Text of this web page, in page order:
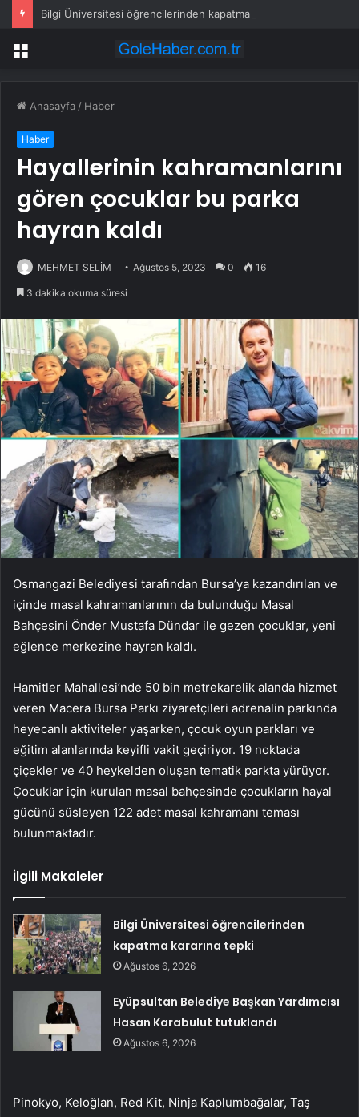
Bilgi Üniversitesi öğrencilerinden kapatma kararına tepki
Menü
Anasayfa / Haber
Haber
Hayallerinin kahramanlarını
gören çocuklar bu parka
hayran kaldı
MEHMET SELİM Ağustos 5, 2023 0 16
3 dakika okuma süresi
Osmangazi Belediyesi tarafından Bursa’ya kazandırılan ve
içinde masal kahramanlarının da bulunduğu Masal
Bahçesini Önder Mustafa Dündar ile gezen çocuklar, yeni
eğlence merkezine hayran kaldı.
Hamitler Mahallesi’nde 50 bin metrekarelik alanda hizmet
veren Macera Bursa Parkı ziyaretçileri adrenalin parkında
heyecanlı aktiviteler yaşarken, çocuk oyun parkları ve
eğitim alanlarında keyifli vakit geçiriyor. 19 noktada
çiçekler ve 40 heykelden oluşan tematik parkta yürüyor.
Çocuklar için kurulan masal bahçesinde çocukların hayal
gücünü süsleyen 122 adet masal kahramanı teması
bulunmaktadır.
İlgili Makaleler
Bilgi Üniversitesi öğrencilerinden
kapatma kararına tepki
Ağustos 6, 2026
Eyüpsultan Belediye Başkan Yardımcısı
Hasan Karabulut tutuklandı
Ağustos 6, 2026
Pinokyo, Keloğlan, Red Kit, Ninja Kaplumbağalar, Taş